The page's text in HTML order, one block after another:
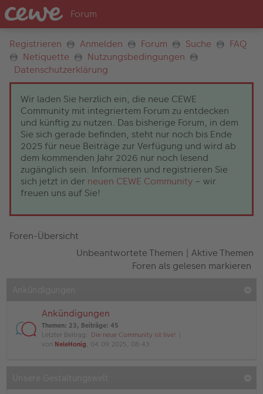
Registrieren Anmelden Forum Suche
FAQ
Netiquette
Nutzungsbedingungen
Datenschutzerklärung
Wir laden Sie herzlich ein, die neue CEWE
Community mit integriertem Forum zu entdecken
und künftig zu nutzen. Das bisherige Forum, in dem
Sie sich gerade befinden, steht nur noch bis Ende
2025 für neue Beiträge zur Verfügung und wird ab
dem kommenden Jahr 2026 nur noch lesend
zugänglich sein. Informieren und registrieren Sie
sich jetzt in der neuen CEWE Community – wir
freuen uns auf Sie!
Foren-Übersicht
Unbeantwortete Themen | Aktive Themen
Foren als gelesen markieren
Ankündigungen
Themen: 23, Beiträge: 45
Letzter Beitrag: Die neue Community ist live!
von NeleHonig, 04.09.2025, 08:43